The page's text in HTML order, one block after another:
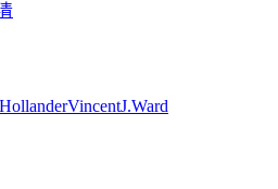
VincentJ.Ward